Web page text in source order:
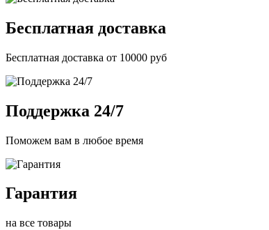
Бесплатная доставка
Бесплатная доставка от 10000 руб
Поддержка 24/7
Поможем вам в любое время
Гарантия
на все товары